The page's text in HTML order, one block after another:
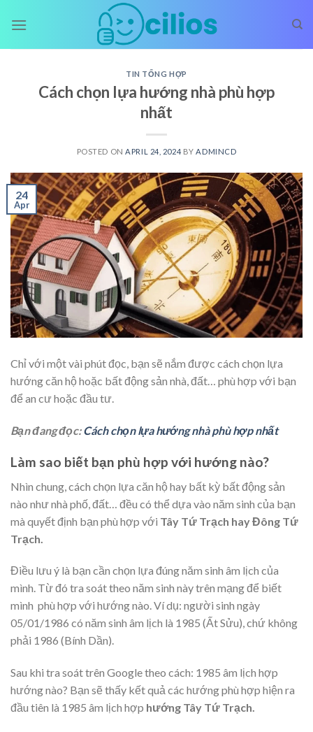
TIN TỔNG HỢP
Cách chọn lựa hướng nhà phù hợp
nhất
POSTED ON APRIL 24, 2024 BY ADMINCD
24
Apr
Chỉ với một vài phút đọc, bạn sẽ nắm được cách chọn lựa
hướng căn hộ hoặc bất động sản nhà, đất… phù hợp với bạn
để an cư hoặc đầu tư.
Bạn đang đọc:Cách chọn lựa hướng nhà phù hợp nhất
Làm sao biết bạn phù hợp với hướng nào?
Nhìn chung, cách chọn lựa căn hộ hay bất kỳ bất động sản
nào như nhà phố, đất… đều có thể dựa vào năm sinh của bạn
mà quyết định bạn phù hợp với Tây Tứ Trạch hay Đông Tứ
Trạch.
Điều lưu ý là bạn cần chọn lựa đúng năm sinh âm lịch của
mình. Từ đó tra soát theo năm sinh này trên mạng để biết
mình phù hợp với hướng nào. Ví dụ: người sinh ngày
05/01/1986 có năm sinh âm lịch là 1985 (Ất Sửu), chứ không
phải 1986 (Bính Dần).
Sau khi tra soát trên Google theo cách: 1985 âm lịch hợp
hướng nào? Bạn sẽ thấy kết quả các hướng phù hợp hiện ra
đầu tiên là 1985 âm lịch hợp hướng Tây Tứ Trạch.